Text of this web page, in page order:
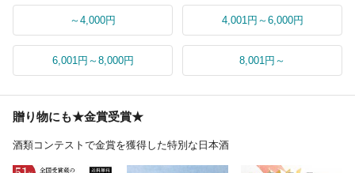
～4,000円 4,001円～6,000円
6,001円～8,000円 8,001円～
贈り物にも★金賞受賞★
酒類コンテストで金賞を獲得した特別な日本酒